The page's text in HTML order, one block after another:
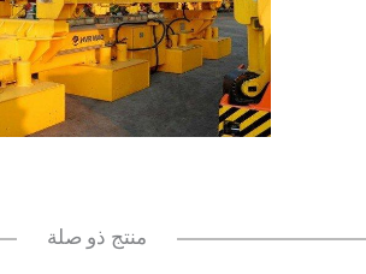
منتج ذو صلة